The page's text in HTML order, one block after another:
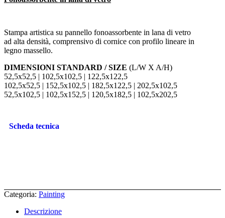
Stampa artistica su pannello fonoassorbente in lana di vetro
ad alta densità, comprensivo di cornice con profilo lineare in
legno massello.
DIMENSIONI STANDARD / SIZE (L/W X A/H)
52,5x52,5 | 102,5x102,5 | 122,5x122,5
102,5x52,5 | 152,5x102,5 | 182,5x122,5 | 202,5x102,5
52,5x102,5 | 102,5x152,5 | 120,5x182,5 | 102,5x202,5
Scheda tecnica
Categoria: Painting
Descrizione